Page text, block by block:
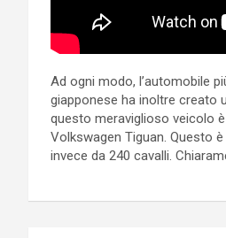
Ad ogni modo, l’automobile
giapponese ha inoltre creato
questo meraviglioso veicolo
Volkswagen Tiguan. Questo
invece da 240 cavalli.